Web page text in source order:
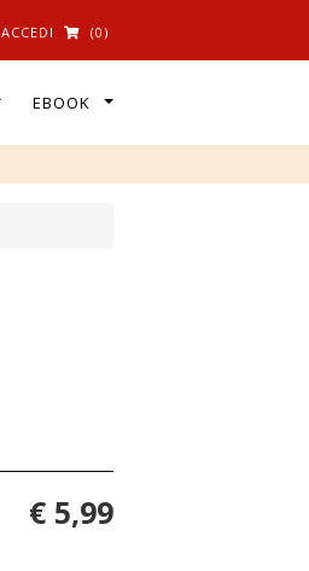
ACCEDI (0)
EBOOK
€ 5,99